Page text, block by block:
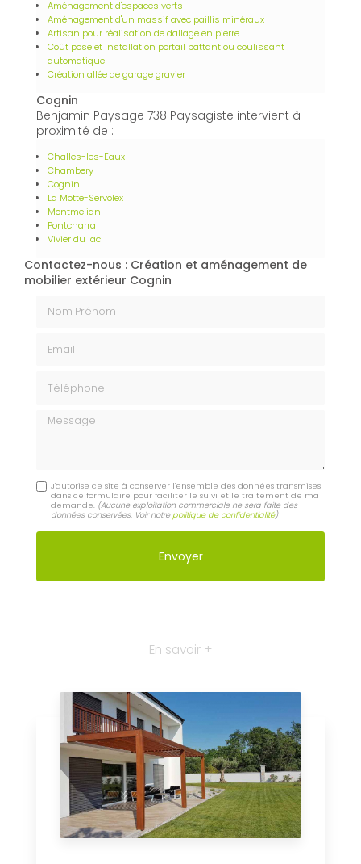
Aménagement d'espaces verts
Aménagement d'un massif avec paillis minéraux
Artisan pour réalisation de dallage en pierre
Coût pose et installation portail battant ou coulissant
automatique
Création allée de garage gravier
Cognin
Benjamin Paysage 738 Paysagiste intervient à
proximité de :
Challes-les-Eaux
Chambery
Cognin
La Motte-Servolex
Montmelian
Pontcharra
Vivier du lac
Contactez-nous : Création et aménagement de
mobilier extérieur Cognin
Message
J'autorise ce site à conserver l'ensemble des données transmises
dans ce formulaire pour faciliter le suivi et le traitement de ma
demande. (Aucune exploitation commerciale ne sera faite des
données conservées. Voir notrepolitique de confidentialité)
En savoir +